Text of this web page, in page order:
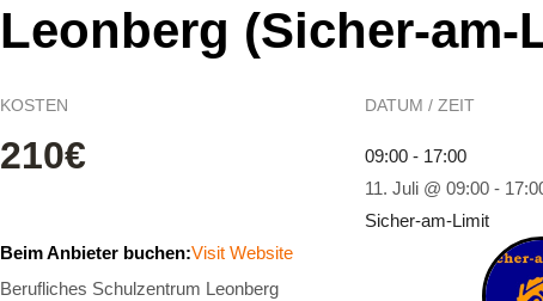
Leonberg (Sicher-am-
KOSTEN
210€
DATUM / ZEIT
09:00 - 17:00
11. Juli @ 09:00 -
Sicher-am-Limit
Beim Anbieter buchen:Visit Website
Berufliches Schulzentrum Leonberg